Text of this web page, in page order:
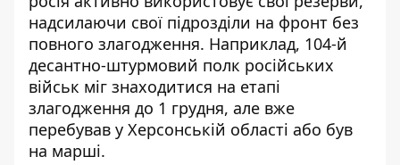
надсилаючи свої підрозділи на фронт без
повного злагодження. Наприклад, 104-й
десантно-штурмовий полк російських
військ міг знаходитися на етапі
злагодження до 1 грудня, але вже
перебував у Херсонській області або був
на марші.